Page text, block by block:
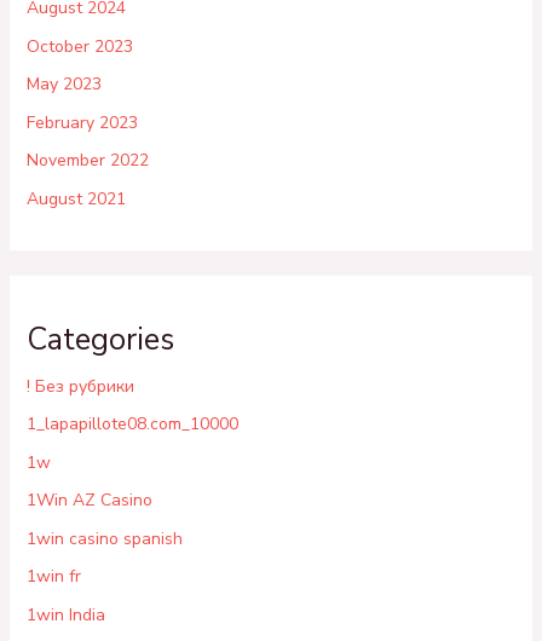
August 2024
October 2023
May 2023
February 2023
November 2022
August 2021
Categories
! Без рубрики
1_lapapillote08.com_10000
1w
1Win AZ Casino
1win casino spanish
1win fr
1win India